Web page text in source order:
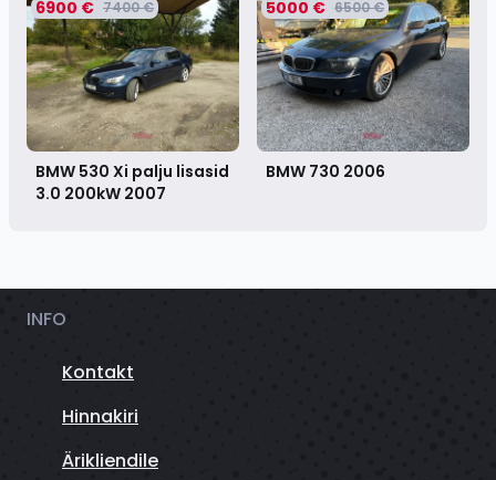
6900 € 7400 €
BMW 530 Xi palju lisasid
3.0 200kW 2007
5000 € 6500 €
BMW 730 2006
INFO
Kontakt
Hinnakiri
Ärikliendile